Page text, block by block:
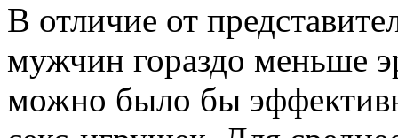
В отличие от
мужчин гораздо меньше
можно было бы